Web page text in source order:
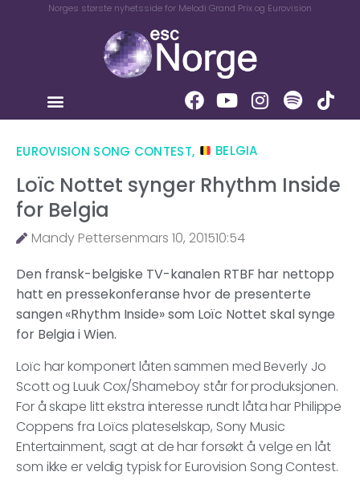
Norges største nyhetsside for Melodi Grand Prix og Eurovision
EUROVISION SONG CONTEST, BELGIA
Loïc Nottet synger Rhythm Inside
for Belgia
Mandy Pettersenmars 10, 201510:54
Den fransk-belgiske TV-kanalen RTBF har nettopp
hatt en pressekonferanse hvor de presenterte
sangen «Rhythm Inside» som Loïc Nottet skal synge
for Belgia i Wien.
Loïc har komponert låten sammen med Beverly Jo
Scott og Luuk Cox/Shameboy står for produksjonen.
For å skape litt ekstra interesse rundt låta har Philippe
Coppens fra Loïcs plateselskap, Sony Music
Entertainment, sagt at de har forsøkt å velge en låt
som ikke er veldig typisk for Eurovision Song Contest.